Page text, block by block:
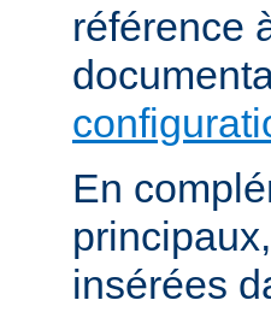
référence
En
insérées